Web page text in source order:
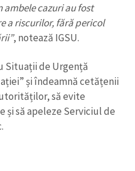
на русском
ambele cazuri au fost
a riscurilor, fără pericol
, notează IGSU.
Situații de Urgență
și îndeamnă cetățenii
să evite
să apeleze Serviciul de